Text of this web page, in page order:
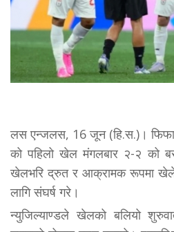
लस एन्जलस, 16 जून (हि.स.)।
को पहिलो खेल मंगलबार २-२ को
खेलभरि द्रुत र आक्रामक रूपमा खेले
लागि संघर्ष गरे।
न्युजिल्याण्डले खेलको बलियो